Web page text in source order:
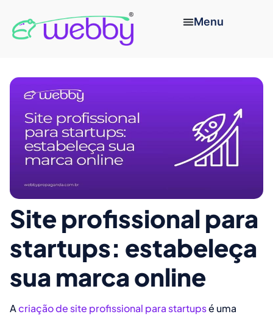
Site profissional para
startups: estabeleça
sua marca online
Acriação de site profissional para startupsé uma